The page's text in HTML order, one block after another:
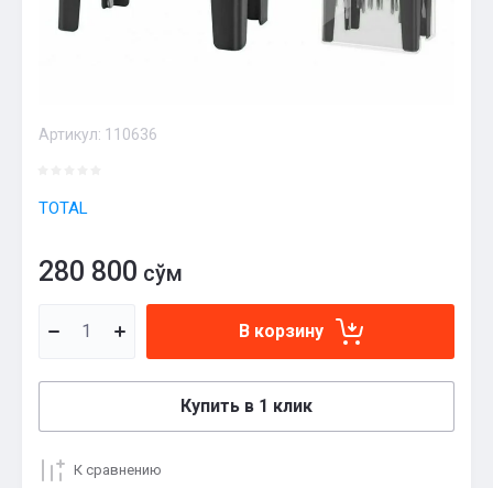
Артикул: 110636
TOTAL
280 800 сўм
В корзину
Купить в 1 клик
К сравнению